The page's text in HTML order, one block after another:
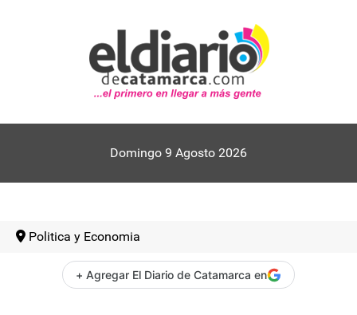
Domingo 9 Agosto 2026
Politica y Economia
+ Agregar El Diario de Catamarca en